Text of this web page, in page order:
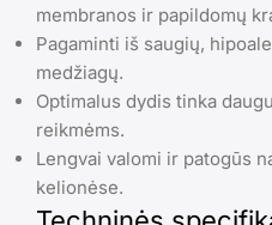
membranos ir papildomų
Pagaminti iš saugių,
medžiagų.
Optimalus dydis tinka
reikmėms.
Lengvai valomi ir patogūs
kelionėse.